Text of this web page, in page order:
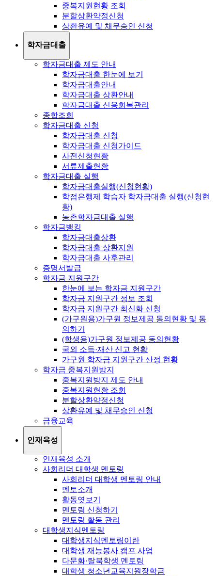
중복지원현황 조회
분할상환약정신청
상환유예 및 채무승인 신청
학자금대출
학자금대출 제도 안내
학자금대출 한눈에 보기
학자금대출안내
학자금대출 상환안내
학자금대출 신용회복관리
종합조회
학자금대출 신청
학자금대출 신청
학자금대출 신청가이드
사전신청현황
서류제출현황
학자금대출 실행
학자금대출실행(신청현황)
학점은행제 학습자 학자금대출 실행(신청현
황)
농촌학자금대출 실행
학자금뱅킹
학자금대출상환
학자금대출 상환지원
학자금대출 사후관리
증명서발급
학자금 지원구간
한눈에 보는 학자금 지원구간
학자금 지원구간 정보 조회
학자금 지원구간 최신화 신청
(가구원용)가구원 정보제공 동의현황 및 동
의하기
(학생용)가구원 정보제공 동의현황
국외 소득·재산 신고 현황
가구원 학자금 지원구간 산정 현황
학자금 중복지원방지
중복지원방지 제도 안내
중복지원현황 조회
분할상환약정신청
상환유예 및 채무승인 신청
금융교육
인재육성
인재육성 소개
사회리더 대학생 멘토링
사회리더 대학생 멘토링 안내
멘토소개
활동엿보기
멘토링 신청하기
멘토링 활동 관리
대학생지식멘토링
대학생지식멘토링이란
대학생 재능봉사 캠프 사업
다문화·탈북학생 멘토링
대학생 청소년교육지원장학금